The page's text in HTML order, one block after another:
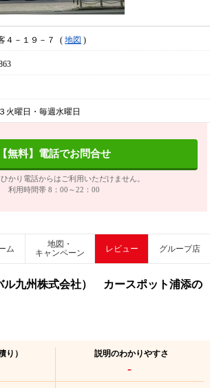
４－１９－７ 地図
火曜日・毎週水曜日
【無料】電話でお問合せ
かり電話からはご利用いただけません。
利用時間帯 8：00～22：00
ム
地図・
キャンペーン
レビュー グループ店
ル九州株式会社） カースポット浦添の
り） 説明のわかりやすさ
-